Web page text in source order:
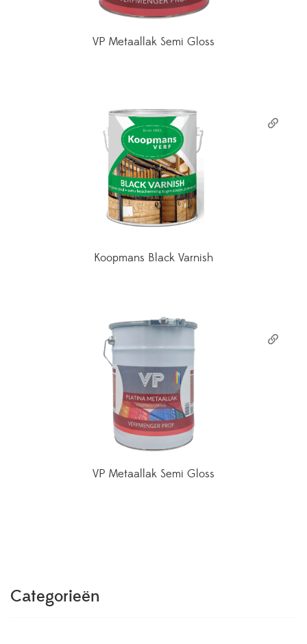
VP Metaallak Semi Gloss
Koopmans Black Varnish
VP Metaallak Semi Gloss
Categorieën